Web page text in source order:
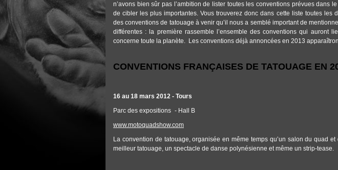
n’avons bien sûr pas l’ambition de lister toutes les conventions prévues dans
de cibler les plus importantes. Vous trouverez donc dans cette liste toutes les
des conventions de tatouage à venir qu’il nous a semblé important de
différentes : la première rassemble l’ensemble des conventions qui auront
concerne toute la planète. Les conventions déjà annoncées en 2013
CONVENTIONS FRANÇAISES DE TATOUAGE EN
16 au 18 mars 2012 - Tours
Parc des expositions - Hall B
www.motoquadshow.com
La convention de tatouage, organisée en même temps qu’un salon du quad
meilleur tatouage, un spectacle de danse polynésienne et même un strip-tease.